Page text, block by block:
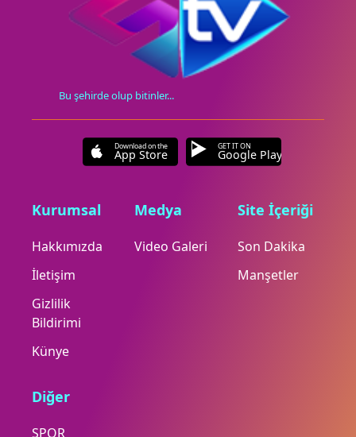
Bu şehirde olup bitinler...
Download on the
App Store
GET IT ON
Google Play
Kurumsal
Hakkımızda
İletişim
Gizlilik
Bildirimi
Künye
Medya
Video Galeri
Site İçeriği
Son Dakika
Manşetler
Diğer
SPOR